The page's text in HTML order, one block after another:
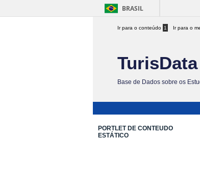
BRASIL
Ir para o conteúdo 1 Ir para o
TurisData
Base de Dados sobre os
PORTLET DE CONTEUDO
ESTÁTICO